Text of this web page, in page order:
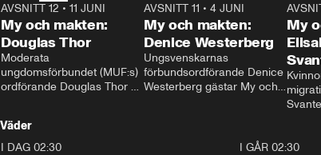
26:27
AVSNITT 12 • 11 JUNI
My och makten:
Douglas Thor
Moderata
ungdomsförbundet (MUF:s)
ordförande Douglas Thor
tonårsutvisningarna och hur
Moderaterna ska locka
23:40
AVSNITT 11 •4 JUNI
My och makten:
Denice Westerberg
Ungsvenskarnas
förbundsordförande Denice
Westerberg gästar My och
My
Väder
I DAG 02:30 I GÅR 02:30